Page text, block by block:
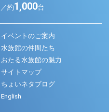
約1,000台
イベントのご案内
水族館の仲間たち
おたる水族館の魅力
サイトマップ
ちょいネタブログ
English